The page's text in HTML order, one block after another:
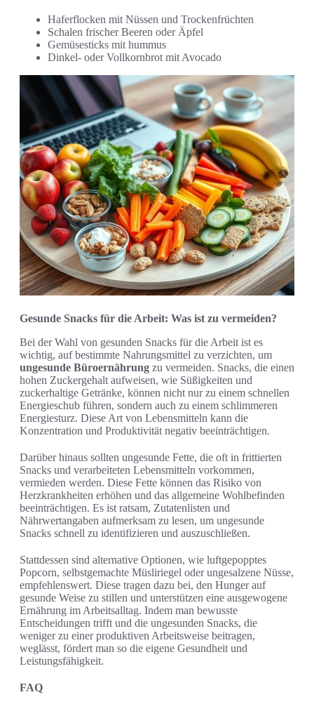
Haferflocken mit Nüssen und Trockenfrüchten
Schalen frischer Beeren oder Äpfel
Gemüsesticks mit hummus
Dinkel- oder Vollkornbrot mit Avocado
Gesunde Snacks für die Arbeit: Was ist zu vermeiden?
Bei der Wahl von gesunden Snacks für die Arbeit ist es
wichtig, auf bestimmte Nahrungsmittel zu verzichten, um
ungesunde Büroernährung zu vermeiden. Snacks, die einen
hohen Zuckergehalt aufweisen, wie Süßigkeiten und
zuckerhaltige Getränke, können nicht nur zu einem schnellen
Energieschub führen, sondern auch zu einem schlimmeren
Energiesturz. Diese Art von Lebensmitteln kann die
Konzentration und Produktivität negativ beeinträchtigen.
Darüber hinaus sollten ungesunde Fette, die oft in frittierten
Snacks und verarbeiteten Lebensmitteln vorkommen,
vermieden werden. Diese Fette können das Risiko von
Herzkrankheiten erhöhen und das allgemeine Wohlbefinden
beeinträchtigen. Es ist ratsam, Zutatenlisten und
Nährwertangaben aufmerksam zu lesen, um ungesunde
Snacks schnell zu identifizieren und auszuschließen.
Stattdessen sind alternative Optionen, wie luftgepopptes
Popcorn, selbstgemachte Müsliriegel oder ungesalzene Nüsse,
empfehlenswert. Diese tragen dazu bei, den Hunger auf
gesunde Weise zu stillen und unterstützen eine ausgewogene
Ernährung im Arbeitsalltag. Indem man bewusste
Entscheidungen trifft und die ungesunden Snacks, die
weniger zu einer produktiven Arbeitsweise beitragen,
weglässt, fördert man so die eigene Gesundheit und
Leistungsfähigkeit.
FAQ